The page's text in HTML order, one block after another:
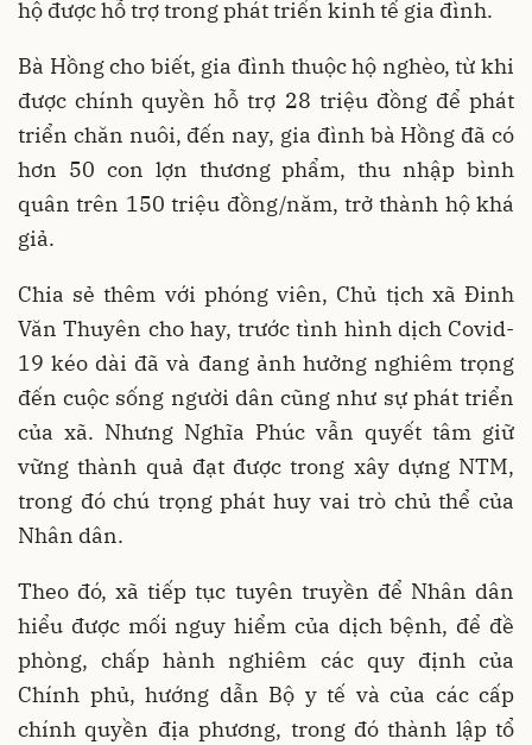
hộ được hỗ trợ trong phát triển kinh tế gia đình.
Bà Hồng cho biết, gia đình thuộc hộ nghèo, từ khi
được chính quyền hỗ trợ 28 triệu đồng để phát
triển chăn nuôi, đến nay, gia đình bà Hồng đã có
hơn 50 con lợn thương phẩm, thu nhập bình
quân trên 150 triệu đồng/năm, trở thành hộ khá
giả.
Chia sẻ thêm với phóng viên, Chủ tịch xã Đinh
Văn Thuyên cho hay, trước tình hình dịch Covid-
19 kéo dài đã và đang ảnh hưởng nghiêm trọng
đến cuộc sống người dân cũng như sự phát triển
của xã. Nhưng Nghĩa Phúc vẫn quyết tâm giữ
vững thành quả đạt được trong xây dựng NTM,
trong đó chú trọng phát huy vai trò chủ thể của
Nhân dân.
Theo đó, xã tiếp tục tuyên truyền để Nhân dân
hiểu được mối nguy hiểm của dịch bệnh, để đề
phòng, chấp hành nghiêm các quy định của
Chính phủ, hướng dẫn Bộ y tế và của các cấp
chính quyền địa phương, trong đó thành lập tổ